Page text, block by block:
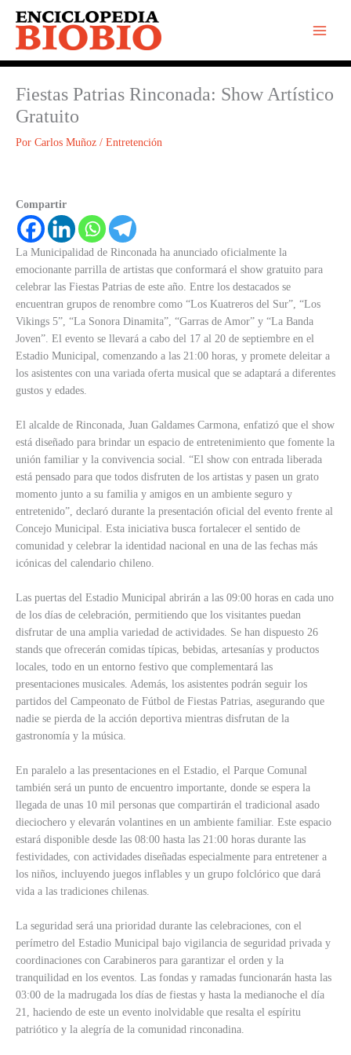
contenido
Fiestas Patrias Rinconada: Show Artístico
Gratuito
Por Carlos Muñoz / Entretención
Compartir
La Municipalidad de Rinconada ha anunciado oficialmente la
emocionante parrilla de artistas que conformará el show gratuito para
celebrar las Fiestas Patrias de este año. Entre los destacados se
encuentran grupos de renombre como “Los Kuatreros del Sur”, “Los
Vikings 5”, “La Sonora Dinamita”, “Garras de Amor” y “La Banda
Joven”. El evento se llevará a cabo del 17 al 20 de septiembre en el
Estadio Municipal, comenzando a las 21:00 horas, y promete deleitar a
los asistentes con una variada oferta musical que se adaptará a diferentes
gustos y edades.
El alcalde de Rinconada, Juan Galdames Carmona, enfatizó que el show
está diseñado para brindar un espacio de entretenimiento que fomente la
unión familiar y la convivencia social. “El show con entrada liberada
está pensado para que todos disfruten de los artistas y pasen un grato
momento junto a su familia y amigos en un ambiente seguro y
entretenido”, declaró durante la presentación oficial del evento frente al
Concejo Municipal. Esta iniciativa busca fortalecer el sentido de
comunidad y celebrar la identidad nacional en una de las fechas más
icónicas del calendario chileno.
Las puertas del Estadio Municipal abrirán a las 09:00 horas en cada uno
de los días de celebración, permitiendo que los visitantes puedan
disfrutar de una amplia variedad de actividades. Se han dispuesto 26
stands que ofrecerán comidas típicas, bebidas, artesanías y productos
locales, todo en un entorno festivo que complementará las
presentaciones musicales. Además, los asistentes podrán seguir los
partidos del Campeonato de Fútbol de Fiestas Patrias, asegurando que
nadie se pierda de la acción deportiva mientras disfrutan de la
gastronomía y la música.
En paralelo a las presentaciones en el Estadio, el Parque Comunal
también será un punto de encuentro importante, donde se espera la
llegada de unas 10 mil personas que compartirán el tradicional asado
dieciochero y elevarán volantines en un ambiente familiar. Este espacio
estará disponible desde las 08:00 hasta las 21:00 horas durante las
festividades, con actividades diseñadas especialmente para entretener a
los niños, incluyendo juegos inflables y un grupo folclórico que dará
vida a las tradiciones chilenas.
La seguridad será una prioridad durante las celebraciones, con el
perímetro del Estadio Municipal bajo vigilancia de seguridad privada y
coordinaciones con Carabineros para garantizar el orden y la
tranquilidad en los eventos. Las fondas y ramadas funcionarán hasta las
03:00 de la madrugada los días de fiestas y hasta la medianoche el día
21, haciendo de este un evento inolvidable que resalta el espíritu
patriótico y la alegría de la comunidad rinconadina.